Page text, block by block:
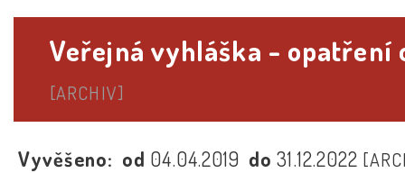
Veřejná vyhláška - opatření
[ARCHIV]
Vyvěšeno: od 04.04.2019 do31.12.2022